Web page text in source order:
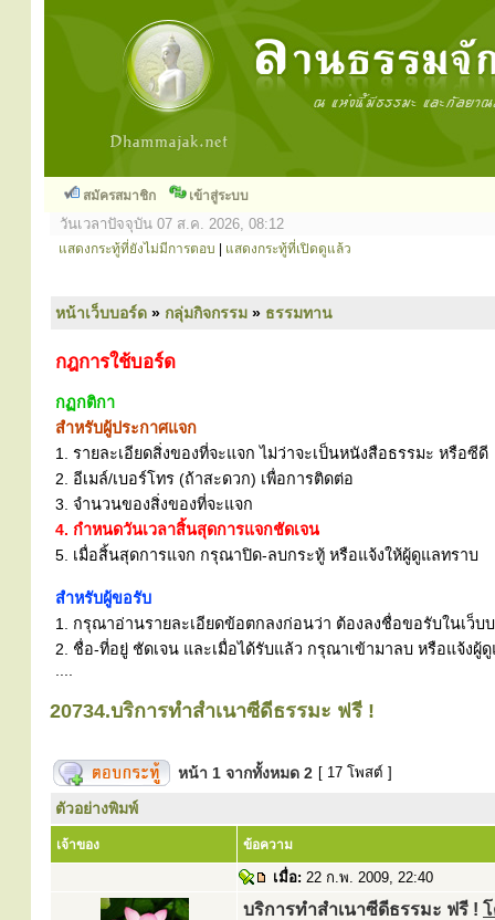
สมัครสมาชิก เข้าสู่ระบบ
วันเวลาปัจจุบัน 07 ส.ค. 2026, 08:12
แสดงกระทู้ที่ยังไม่มีการตอบ แสดงกระทู้ที่เปิดดูแล้ว
หน้าเว็บบอร์ด » กลุ่มกิจกรรม » ธรรมทาน
กฎการใช้บอร์ด
กฏกติกา
สำหรับผู้ประกาศแจก
1. รายละเอียดสิ่งของที่จะแจก ไม่ว่าจะเป็นหนังสือธรรมะ หรือซีดี
2. อีเมล์/เบอร์โทร (ถ้าสะดวก) เพื่อการติดต่อ
3. จำนวนของสิ่งของที่จะแจก
4. กำหนดวันเวลาสิ้นสุดการแจกชัดเจน
5. เมื่อสิ้นสุดการแจก กรุณาปิด-ลบกระทู้ หรือแจ้งให้ผู้ดูแลทราบ
สำหรับผู้ขอรับ
1. กรุณาอ่านรายละเอียดข้อตกลงก่อนว่า ต้องลงชื่อขอรับในเว็บ
2. ชื่อ-ที่อยู่ ชัดเจน และเมื่อได้รับแล้ว กรุณาเข้ามาลบ หรือแจ้ง
20734.บริการทำสำเนาซีดีธรรมะ ฟรี !
หน้า 1 จากทั้งหมด 2 [ 17 โพสต์ ]
ตัวอย่างพิมพ์
เจ้าของ ข้อความ
เมื่อ: 22 ก.พ. 2009, 22:40
บริการทำสำเนาซีดีธรรมะ ฟรี !